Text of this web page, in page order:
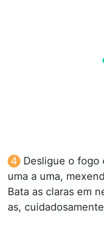
Desligue o fogo
uma a uma,
Bata as claras em
as,